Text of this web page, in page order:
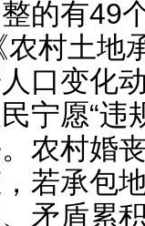
的有49
农村土地
口变化
宁愿“违
农村婚
若承包
矛盾累